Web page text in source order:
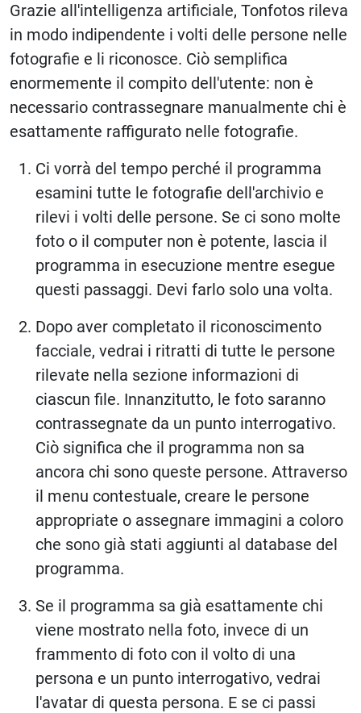
Grazie all'intelligenza artificiale, Tonfotos rileva
in modo indipendente i volti delle persone nelle
fotografie e li riconosce. Ciò semplifica
enormemente il compito dell'utente: non è
necessario contrassegnare manualmente chi è
esattamente raffigurato nelle fotografie.
Ci vorrà del tempo perché il programma
esamini tutte le fotografie dell'archivio e
rilevi i volti delle persone. Se ci sono molte
foto o il computer non è potente, lascia il
programma in esecuzione mentre esegue
questi passaggi. Devi farlo solo una volta.
Dopo aver completato il riconoscimento
facciale, vedrai i ritratti di tutte le persone
rilevate nella sezione informazioni di
ciascun file. Innanzitutto, le foto saranno
contrassegnate da un punto interrogativo.
Ciò significa che il programma non sa
ancora chi sono queste persone. Attraverso
il menu contestuale, creare le persone
appropriate o assegnare immagini a coloro
che sono già stati aggiunti al database del
programma.
Se il programma sa già esattamente chi
viene mostrato nella foto, invece di un
frammento di foto con il volto di una
persona e un punto interrogativo, vedrai
l'avatar di questa persona. E se ci passi